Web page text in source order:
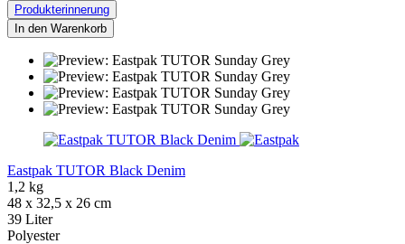
Produkterinnerung
In den Warenkorb
Eastpak TUTOR Black Denim
1,2 kg
48 x 32,5 x 26 cm
39 Liter
Polyester